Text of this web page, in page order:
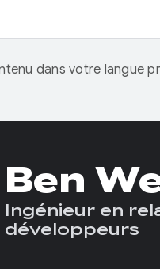
dans votre langue
Ben
Ingénieur en
développeurs